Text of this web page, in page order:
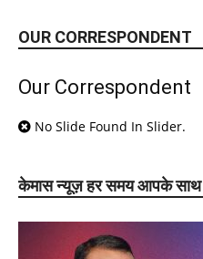
OUR CORRESPONDENT
Our Correspondent
No Slide Found In Slider.
केमास न्यूज़ हर समय आपके साथ